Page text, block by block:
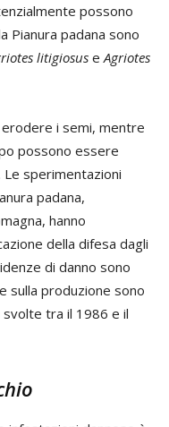
possono
Pianura padana sono
litigiosus e Agriotes
i semi, mentre
possono essere
sperimentazioni
padana,
hanno
della difesa dagli
di danno sono
sulla produzione sono
svolte tra il 1986 e il